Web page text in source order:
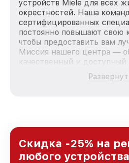
устройств Miele для всех
окрестностей. Наша
сертифицированных
постоянно повышают свою
чтобы предоставить вам
Миссия нашего центра —
качественный и
каждого пользователя
зависимости от
и лояльности наших
Скидка -25% на
любого